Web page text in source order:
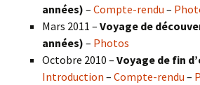
années) – Compte-rendu –
Mars 2011 – Voyage de
années) – Photos
Octobre 2010 – Voyage de fin
Introduction – Compte-rendu –